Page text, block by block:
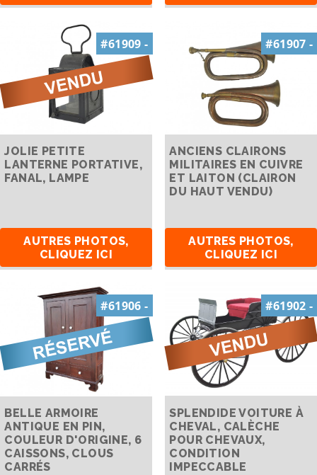
#61909 -
JOLIE PETITE
LANTERNE PORTATIVE,
FANAL, LAMPE
AUTRES PHOTOS,
CLIQUEZ ICI
#61907 -
ANCIENS CLAIRONS
MILITAIRES EN CUIVRE
ET LAITON (CLAIRON
DU HAUT VENDU)
AUTRES PHOTOS,
CLIQUEZ ICI
#61906 -
BELLE ARMOIRE
ANTIQUE EN PIN,
COULEUR D'ORIGINE, 6
CAISSONS, CLOUS
CARRÉS
#61902 -
SPLENDIDE VOITURE À
CHEVAL, CALÈCHE
POUR CHEVAUX,
CONDITION
IMPECCABLE